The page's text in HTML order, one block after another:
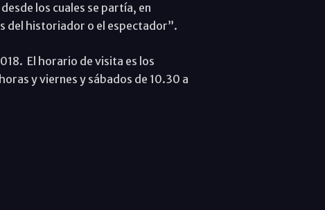
los cuales se partía, en
del historiador o el espectador”.
El horario de visita es los
y viernes y sábados de 10.30 a